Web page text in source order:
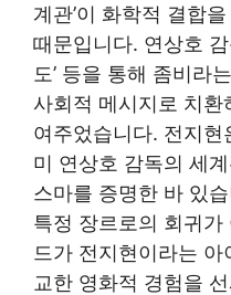
계관’이 화학적 결합
때문입니다. 연상호 감
도’ 등을 통해 좀비라
사회적 메시지로 치환
여주었습니다. 전지현
미 연상호 감독의 세
스마를 증명한 바 있
특정 장르로의 회귀
드가 전지현이라는
교한 영화적 경험을